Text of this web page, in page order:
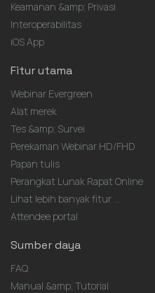
Keamanan &amp; Privasi
Interoperabilitas
iOS App
Fitur utama
Webinar Evergreen
Alat merek
Tes &amp; Survei
Perekaman Webinar HD/FHD
Papan tulis
Perangkat Lunak Rapat Online
Lihat lebih banyak fitur ...
Attendee portal
Sumber daya
FAQ
Manual &amp; Tutorial